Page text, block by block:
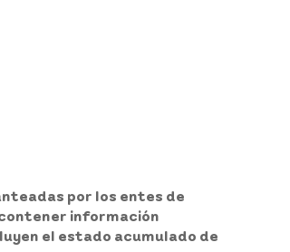
por los entes de
información
el estado acumulado de